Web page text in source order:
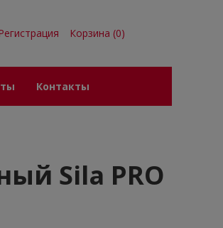
Регистрация Корзина (0)
Контакты
Sila PRO